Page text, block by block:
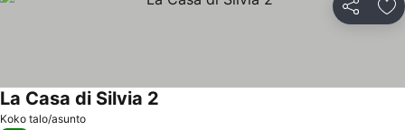
Jaa
Koko talo/asunto
La Casa di Silvia 2